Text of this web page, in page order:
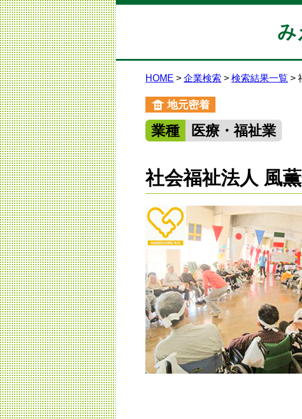
み
HOME 企業検索 検索結果一覧
地元密着
業種 医療・福祉業
社会福祉法人 風